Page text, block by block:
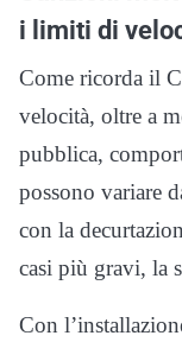
i limiti di
Come ricorda il
velocità, oltre a
pubblica,
possono variare
con la
casi più gravi, la
Con